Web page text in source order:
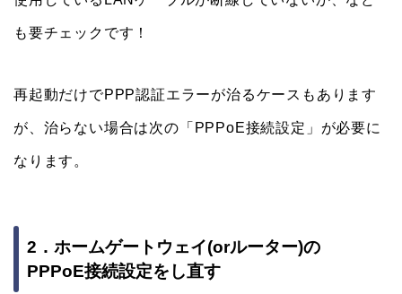
も要チェックです！
再起動だけでPPP認証エラーが治るケースもあります
が、治らない場合は次の「PPPoE接続設定」が必要に
なります。
2．ホームゲートウェイ(orルーター)の
PPPoE接続設定をし直す